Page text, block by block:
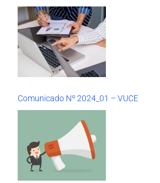
Comunicado Nº 2024_01 – VUCE